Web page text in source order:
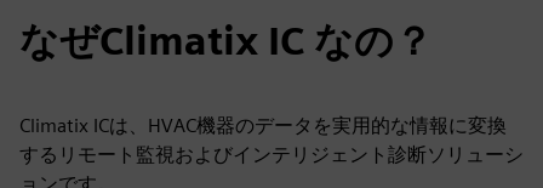
なぜClimatix IC なの？
Climatix ICは、HVAC機器のデータを実用的な情報に変換
するリモート監視およびインテリジェント診断ソリューシ